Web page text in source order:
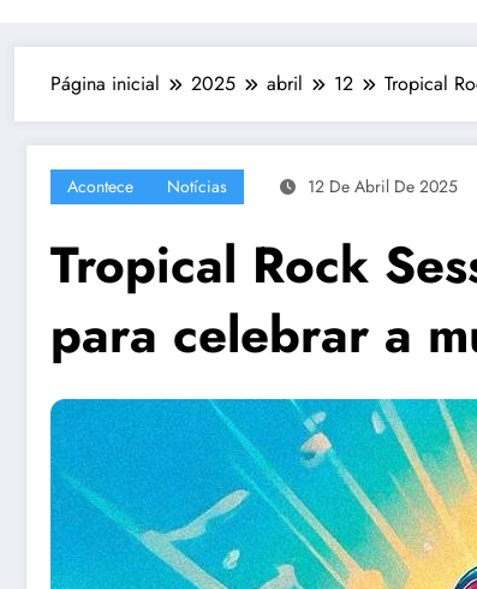
Página inicial 2025 abril 12 Tropical
Acontece Notícias 12 De Abril De 2025
Tropical Rock
para celebrar a